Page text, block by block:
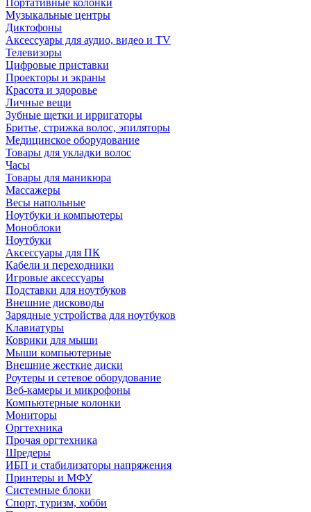
Портативные колонки
Музыкальные центры
Диктофоны
Аксессуары для аудио, видео и TV
Телевизоры
Цифровые приставки
Проекторы и экраны
Красота и здоровье
Личные вещи
Зубные щетки и ирригаторы
Бритье, стрижка волос, эпиляторы
Медицинское оборудование
Товары для укладки волос
Часы
Товары для маникюра
Массажеры
Весы напольные
Ноутбуки и компьютеры
Моноблоки
Ноутбуки
Аксессуары для ПК
Кабели и переходники
Игровые аксессуары
Подставки для ноутбуков
Внешние дисководы
Зарядные устройства для ноутбуков
Клавиатуры
Коврики для мыши
Мыши компьютерные
Внешние жесткие диски
Роутеры и сетевое оборудование
Веб-камеры и микрофоны
Компьютерные колонки
Мониторы
Оргтехника
Прочая оргтехника
Шредеры
ИБП и стабилизаторы напряжения
Принтеры и МФУ
Системные блоки
Спорт, туризм, хобби